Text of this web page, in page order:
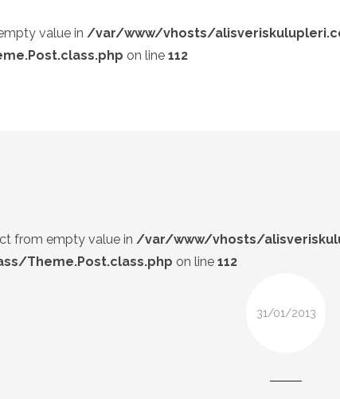
value in /var/www/vhosts/
on line 112
from empty value in /var/www/vhosts/
Theme.Post.class.php on line 112
31/01/2013